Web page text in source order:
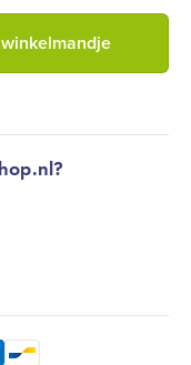
ml) aantal